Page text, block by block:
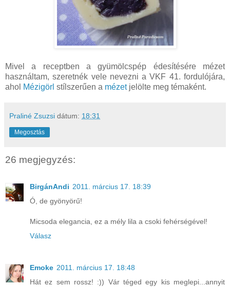
Mivel a receptben a gyümölcspép édesítésére mézet
használtam, szeretnék vele nevezni a VKF 41. fordulójára,
ahol Mézigörl stílszerűen a mézetjelölte meg témaként.
Praliné Zsuzsi dátum: 18:31
Megosztás
26 megjegyzés:
BirgánAndi 2011. március 17. 18:39
Ó, de gyönyörű!
Micsoda elegancia, ez a mély lila a csoki fehérségével!
Válasz
Emoke 2011. március 17. 18:48
Hát ez sem rossz! :)) Vár téged egy kis meglepi...annyit